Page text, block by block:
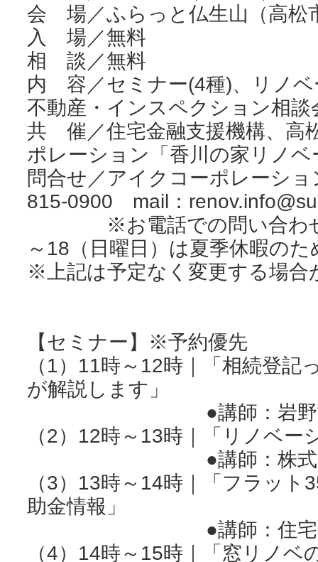
会 場／ふらっと仏生山（高松
入 場／無料
相 談／無料
内 容／セミナー(4種)、リノベ
不動産・インスペクション相談
共 催／住宅金融支援機構、高
ポレーション「香川の家リノ
問合せ／アイクコーポレーシ
815-0900 mail：
※お電話での問い合わせ
～18（日曜日）は夏季休暇の
※上記は予定なく変更する場合
【セミナー】※予約優先
（1）11時～12時｜「相続登
が解説します」
●講師：岩野司法
（2）12時～13時｜「リノベー
●講師：株式会社
（3）13時～14時｜「フラッ
助金情報」
●講師：住宅金融支
（4）14時～15時｜「窓リノベ